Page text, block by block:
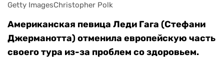
Getty ImagesChristopher Polk
Американская певица Леди Гага (Стефани
Джерманотта) отменила европейскую часть
своего тура из-за проблем со здоровьем.